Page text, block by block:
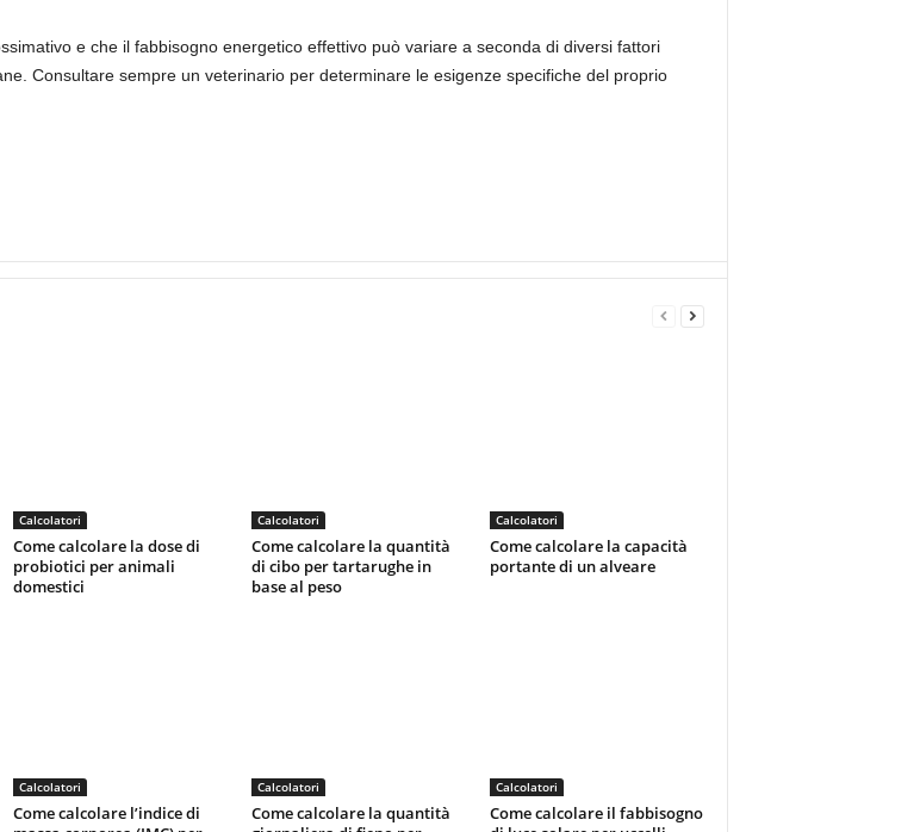
e che il fabbisogno energetico effettivo può variare a seconda di diversi fattori
Consultare sempre un veterinario per determinare le esigenze specifiche del proprio
Calcolatori
Come calcolare la dose di
probiotici per animali
domestici
Calcolatori
Come calcolare la quantità
di cibo per tartarughe in
base al peso
Calcolatori
Come calcolare la capacità
portante di un alveare
Calcolatori
Come calcolare l’indice di
Calcolatori
Come calcolare la quantità
Calcolatori
Come calcolare il fabbisogno